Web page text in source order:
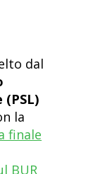
dal
la
finale
BUR